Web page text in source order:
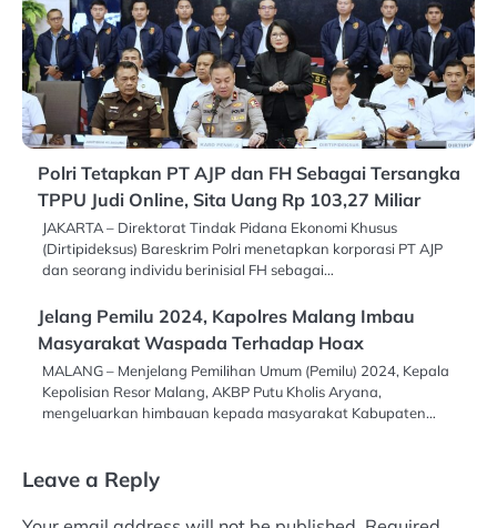
Polri Tetapkan PT AJP dan FH Sebagai Tersangka
TPPU Judi Online, Sita Uang Rp 103,27 Miliar
JAKARTA – Direktorat Tindak Pidana Ekonomi Khusus
(Dirtipideksus) Bareskrim Polri menetapkan korporasi PT AJP
dan seorang individu berinisial FH sebagai…
Jelang Pemilu 2024, Kapolres Malang Imbau
Masyarakat Waspada Terhadap Hoax
MALANG – Menjelang Pemilihan Umum (Pemilu) 2024, Kepala
Kepolisian Resor Malang, AKBP Putu Kholis Aryana,
mengeluarkan himbauan kepada masyarakat Kabupaten…
Leave a Reply